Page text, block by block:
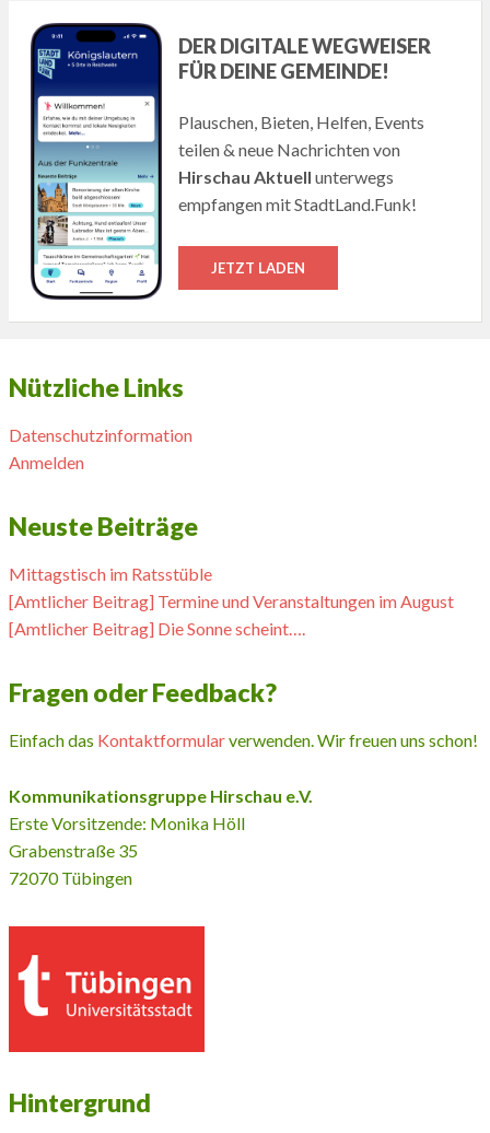
DER DIGITALE WEGWEISER
FÜR DEINE GEMEINDE!
Plauschen, Bieten, Helfen, Events
teilen & neue Nachrichten von
Hirschau Aktuell unterwegs
empfangen mit StadtLand.Funk!
JETZT LADEN
Nützliche Links
Datenschutzinformation
Anmelden
Neuste Beiträge
Mittagstisch im Ratsstüble
[Amtlicher Beitrag] Termine und Veranstaltungen im August
[Amtlicher Beitrag] Die Sonne scheint….
Fragen oder Feedback?
Einfach das Kontaktformularverwenden. Wir freuen uns schon!
Kommunikationsgruppe Hirschau e.V.
Erste Vorsitzende: Monika Höll
Grabenstraße 35
72070 Tübingen
Hintergrund